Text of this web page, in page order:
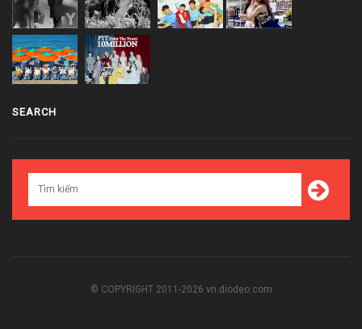
SEARCH
© COPYRIGHT 2011-2026 vn.diodeo.com